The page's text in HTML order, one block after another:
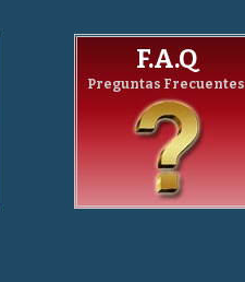
F.A.Q
Preguntas Frecuentes